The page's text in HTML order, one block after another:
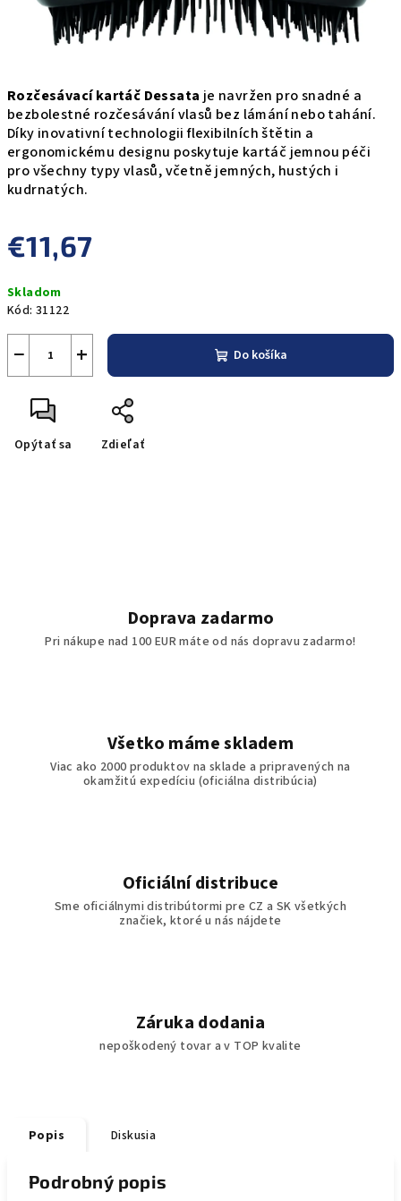
Rozčesávací kartáč Dessata je navržen pro snadné a
bezbolestné rozčesávání vlasů bez lámání nebo tahání.
Díky inovativní technologii flexibilních štětin a
ergonomickému designu poskytuje kartáč jemnou péči
pro všechny typy vlasů, včetně jemných, hustých i
kudrnatých.
€11,67
cena:
Skladom
Kód: 31122
+
− Do košíka
Opýtať sa Zdieľať
Doprava zadarmo
Pri nákupe nad 100 EUR máte od nás dopravu zadarmo!
Všetko máme skladem
Viac ako 2000 produktov na sklade a pripravených na
okamžitú expedíciu (oficiálna distribúcia)
Oficiální distribuce
Sme oficiálnymi distribútormi pre CZ a SK všetkých
značiek, ktoré u nás nájdete
Záruka dodania
nepoškodený tovar a v TOP kvalite
Popis Diskusia
Podrobný popis